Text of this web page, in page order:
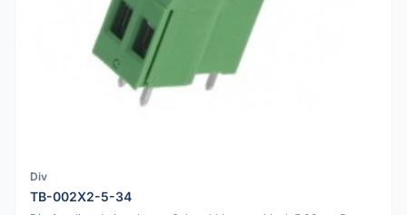
Div
TB-002X2-5-34